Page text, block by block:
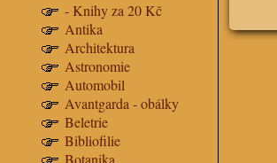
- Knihy za 20 Kč
Antika
Architektura
Astronomie
Automobil
Avantgarda - obálky
Beletrie
Bibliofilie